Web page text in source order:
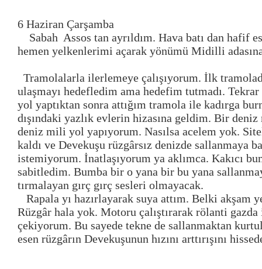
6 Haziran Çarşamba
Sabah Assos tan ayrıldım. Hava batı dan hafif
hemen yelkenlerimi açarak yönümü Midilli
Tramolalarla ilerlemeye çalışıyorum. İlk
ulaşmayı hedefledim ama hedefim tutmadı.
yol yaptıktan sonra attığım tramola ile kadırga
dışındaki yazlık evlerin hizasına geldim. Bir
deniz mili yol yapıyorum. Nasılsa acelem yok.
kaldı ve Devekuşu rüzgârsız denizde sallanmaya
istemiyorum. İnatlaşıyorum ya aklımca. Kakıcı
sabitledim. Bumba bir o yana bir bu yana
tırmalayan gırç gırç sesleri olmayacak.
Rapala yı hazırlayarak suya attım. Belki akşam
Rüzgâr hala yok. Motoru çalıştırarak rölanti gazda
çekiyorum. Bu sayede tekne de sallanmaktan
esen rüzgârın Devekuşunun hızını arttırışını